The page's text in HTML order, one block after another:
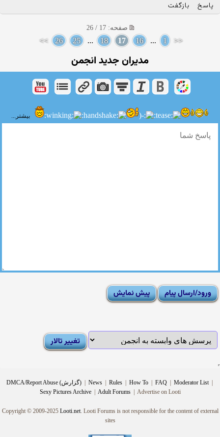
پاسخ بازگفت
صفحه: 17 / 26
<<
1
...
16
17
18
...
25
26
>>
مدیران جدید انجمن
بیشتر...
DMCA/Report Abuse (گزارش) | News | Rules | How To | FAQ | Moderator List |
Sexy Pictures Archive | Adult Forums |Advertise on Looti
Copyright © 2009-2025 Looti.net. Looti Forums is not responsible for the content of external
sites